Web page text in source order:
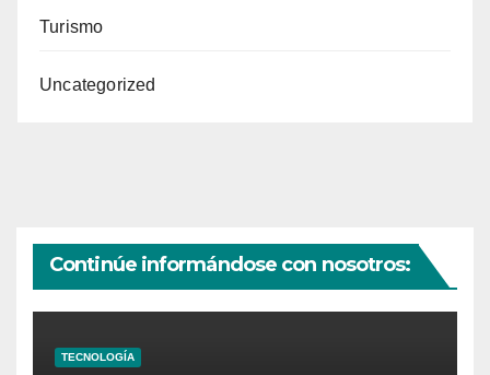
Turismo
Uncategorized
Continúe informándose con nosotros:
TECNOLOGÍA